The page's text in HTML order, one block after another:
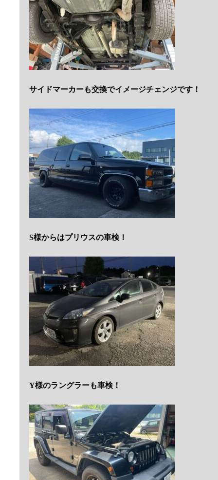
サイドマーカーも交換でイメージチェンジです！
S様からはプリウスの車検！
Y様のラングラーも車検！